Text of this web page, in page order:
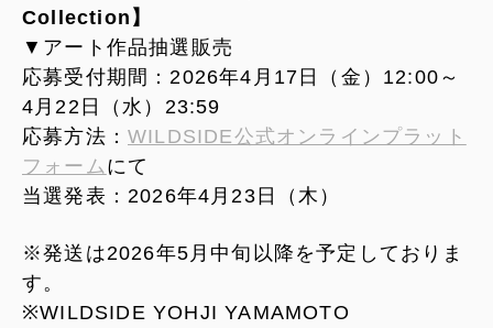
Collection】
▼アート作品抽選販売
応募受付期間：2026年4月17日（金）12:00～
4月22日（水）23:59
応募方法： WILDSIDE公式オンラインプラット
フォーム にて
当選発表：2026年4月23日（木）
※発送は2026年5月中旬以降を予定しておりま
す。
※WILDSIDE YOHJI YAMAMOTO